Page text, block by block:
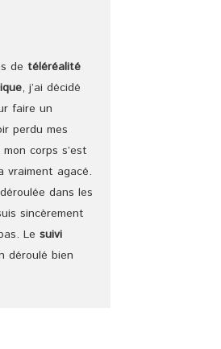
detéléréalité
, j’ai décidé
faire un
perdu mes
corps s’est
vraiment agacé.
dans les
sincèrement
Lesuivi
déroulé bien